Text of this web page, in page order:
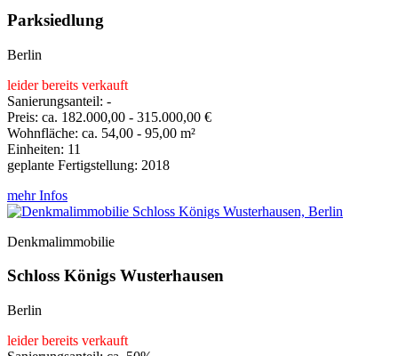
Parksiedlung
Berlin
leider bereits verkauft
Sanierungsanteil: -
Preis: ca. 182.000,00 - 315.000,00 €
Wohnfläche: ca. 54,00 - 95,00 m²
Einheiten: 11
geplante Fertigstellung: 2018
mehr Infos
Denkmalimmobilie
Schloss Königs Wusterhausen
Berlin
leider bereits verkauft